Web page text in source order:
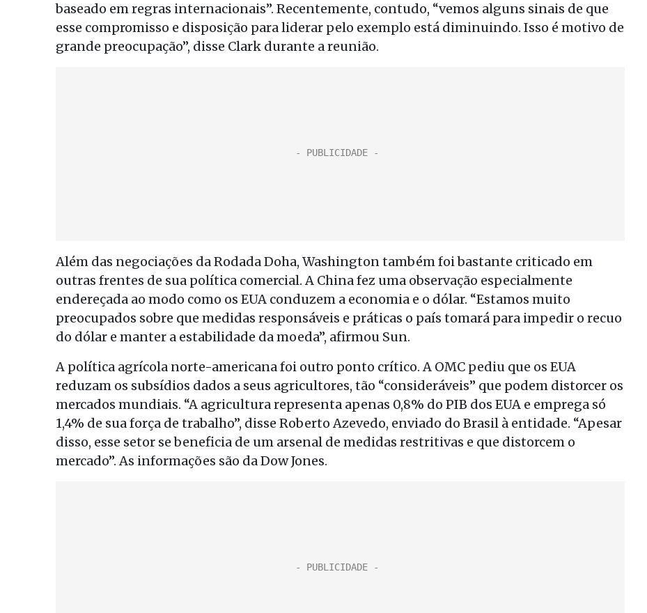
baseado em regras internacionais”. Recentemente, contudo, “vemos alguns sinais de que
esse compromisso e disposição para liderar pelo exemplo está diminuindo. Isso é motivo de
grande preocupação”, disse Clark durante a reunião.
Além das negociações da Rodada Doha, Washington também foi bastante criticado em
outras frentes de sua política comercial. A China fez uma observação especialmente
endereçada ao modo como os EUA conduzem a economia e o dólar. “Estamos muito
preocupados sobre que medidas responsáveis e práticas o país tomará para impedir o recuo
do dólar e manter a estabilidade da moeda”, afirmou Sun.
A política agrícola norte-americana foi outro ponto crítico. A OMC pediu que os EUA
reduzam os subsídios dados a seus agricultores, tão “consideráveis” que podem distorcer os
mercados mundiais. “A agricultura representa apenas 0,8% do PIB dos EUA e emprega só
1,4% de sua força de trabalho”, disse Roberto Azevedo, enviado do Brasil à entidade. “Apesar
disso, esse setor se beneficia de um arsenal de medidas restritivas e que distorcem o
mercado”. As informações são da Dow Jones.